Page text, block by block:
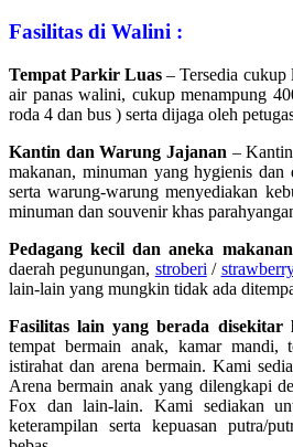
Fasilitas di Walini :
Tempat Parkir Luas – Tersedia cukup
air panas walini, cukup menampung
roda 4 dan bus ) serta dijaga oleh
Kantin dan Warung Jajanan –
makanan, minuman yang hygienis
serta warung-warung menyediakan
minuman dan souvenir khas
Pedagang kecil dan aneka makanan
daerah pegunungan, stroberi / strawberry
lain-lain yang mungkin tidak ada
Fasilitas lain yang berada
tempat bermain anak, kamar mandi,
istirahat dan arena bermain. Kami
Arena bermain anak yang dilengkapi
Fox dan lain-lain. Kami sediakan
keterampilan serta kepuasan putra/